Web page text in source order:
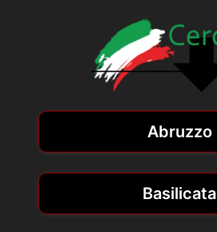
Abruzzo
Basilicata